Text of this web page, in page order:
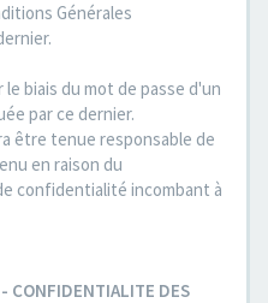
Générales
biais du mot de passe d'un
par ce dernier.
être tenue responsable de
en raison du
confidentialité incombant à
CONFIDENTIALITE DES